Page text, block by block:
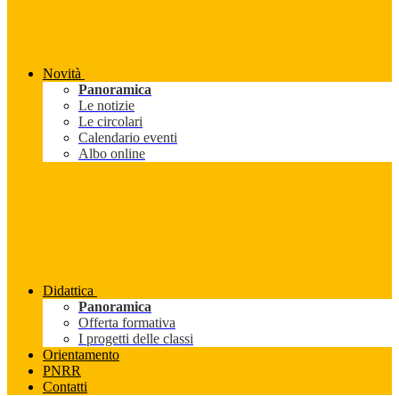
Novità
Panoramica
Le notizie
Le circolari
Calendario eventi
Albo online
Didattica
Panoramica
Offerta formativa
I progetti delle classi
Orientamento
PNRR
Contatti